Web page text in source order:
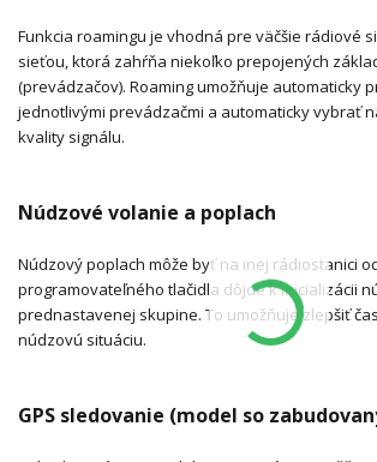
Funkcia roamingu je vhodná pre väčšie rádiové
sieťou, ktorá zahŕňa niekoľko prepojených
(prevádzačov). Roaming umožňuje automaticky
jednotlivými prevádzačmi a automaticky vybrať
kvality signálu.
Núdzové volanie a poplach
Núdzový poplach môže byť na inej rádiostanici
programovateľného tlačidla dôjde k inicializácii
prednastavenej skupine. To umožňuje zlepšiť
núdzovú situáciu.
GPS sledovanie (model so